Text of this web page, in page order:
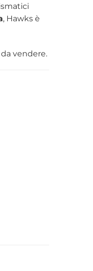
, Hawks è
vendere.